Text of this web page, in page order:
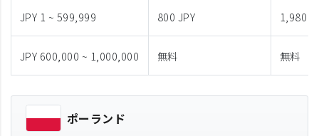
JPY 1 ~ 599,999 800 JPY 1,980
JPY 600,000 ~ 1,000,000 無料 無料
ポーランド